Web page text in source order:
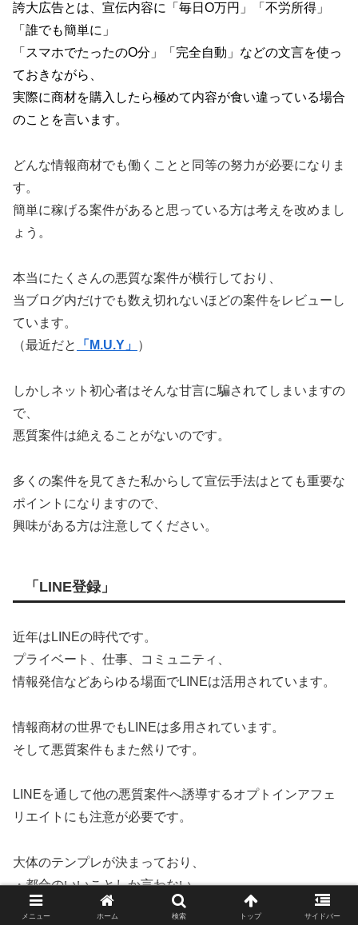
誇大広告とは、宣伝内容に「毎日O万円」「不労所得」
「誰でも簡単に」
「スマホでたったのO分」「完全自動」などの文言を使っ
ておきながら、
実際に商材を購入したら極めて内容が食い違っている場合
のことを言います。
どんな情報商材でも働くことと同等の努力が必要になりま
す。
簡単に稼げる案件があると思っている方は考えを改めまし
ょう。
本当にたくさんの悪質な案件が横行しており、
当ブログ内だけでも数え切れないほどの案件をレビューし
ています。
（最近だと
「M.U.Y」 ）
しかしネット初心者はそんな甘言に騙されてしまいますの
で、
悪質案件は絶えることがないのです。
多くの案件を見てきた私からして宣伝手法はとても重要な
ポイントになりますので、
興味がある方は注意してください。
「LINE登録」
近年はLINEの時代です。
プライベート、仕事、コミュニティ、
情報発信などあらゆる場面でLINEは活用されています。
情報商材の世界でもLINEは多用されています。
そして悪質案件もまた然りです。
LINEを通して他の悪質案件へ誘導するオプトインアフェ
リエイトにも注意が必要です。
大体のテンプレが決まっており、
・都合のいいことしか言わない
・知らない誰かを紹介してくる
メニュー ホーム 検索 トップ サイドバー